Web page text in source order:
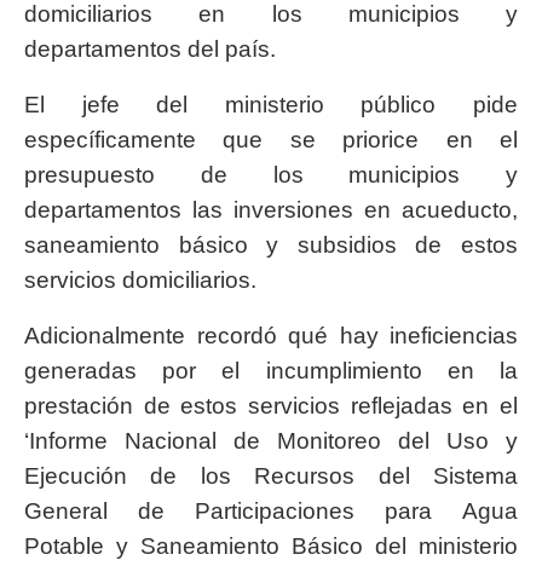
domiciliarios en los municipios y
departamentos del país.
El jefe del ministerio público pide
específicamente que se priorice en el
presupuesto de los municipios y
departamentos las inversiones en acueducto,
saneamiento básico y subsidios de estos
servicios domiciliarios.
Adicionalmente recordó qué hay ineficiencias
generadas por el incumplimiento en la
prestación de estos servicios reflejadas en el
‘Informe Nacional de Monitoreo del Uso y
Ejecución de los Recursos del Sistema
General de Participaciones para Agua
Potable y Saneamiento Básico del ministerio